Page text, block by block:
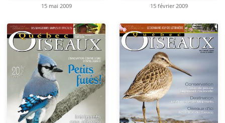
15 mai 2009 15 février 2009